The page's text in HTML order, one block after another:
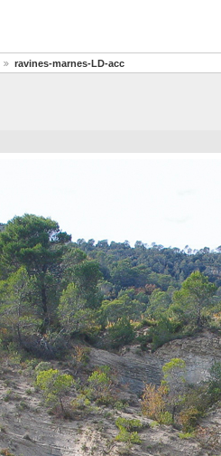
ravines-marnes-LD-acc